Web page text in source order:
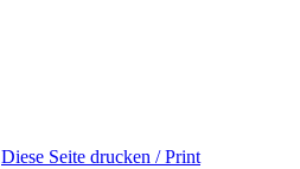
Diese Seite drucken / Print